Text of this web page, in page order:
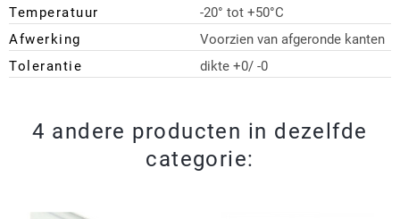
Temperatuur
-20° tot +50°C
Afwerking
Voorzien van afgeronde kanten
Tolerantie
dikte +0/ -0
4 andere producten in dezelfde
categorie: